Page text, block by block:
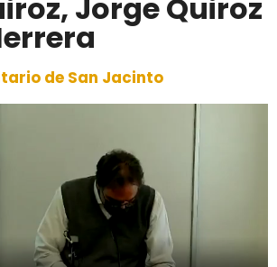
Jorge Quiroz
de San Jacinto